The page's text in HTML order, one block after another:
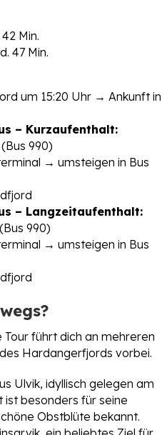
Min.
47 Min.
um 15:20 Uhr → Ankunft in
– Kurzaufenthalt:
990)
→ umsteigen in Bus
– Langzeitaufenthalt:
990)
→ umsteigen in Bus
führt dich an mehreren
Hardangerfjords vorbei.
Ulvik, idyllisch gelegen am
ist besonders für seine
Obstblüte bekannt.